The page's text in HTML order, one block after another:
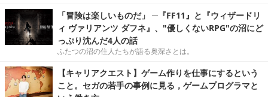
「冒険は楽しいものだ」 ─『FF11』と『ウィザードリ
ィ ヴァリアンツ ダフネ』、"優しくないRPG"の沼にど
っぷり沈んだ4人の話
ふたつの沼の住人たちが語る奥深さとは。
【キャリアクエスト】ゲーム作りを仕事にするという
こと。セガの若手の事例に見る，ゲームプログラマと